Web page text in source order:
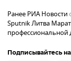
Ранее РИА Новости
Sputnik Литва
профессиональной
Подписывайтесь на